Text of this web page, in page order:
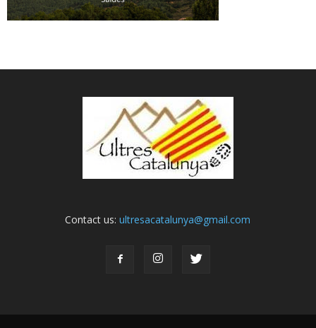
Contact us:ultresacatalunya@gmail.com